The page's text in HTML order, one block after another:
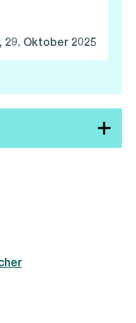
29. Oktober 2025